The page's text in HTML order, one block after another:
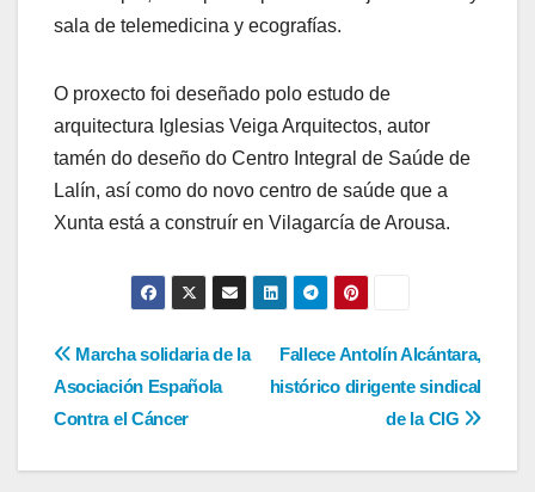
sala de telemedicina y ecografías.
O proxecto foi deseñado polo estudo de
arquitectura Iglesias Veiga Arquitectos, autor
tamén do deseño do Centro Integral de Saúde de
Lalín, así como do novo centro de saúde que a
Xunta está a construír en Vilagarcía de Arousa.
Navegación
de
entradas
Fallece Antolín Alcántara,
histórico dirigente sindical
de la CIG
Marcha solidaria de la
Asociación Española
Contra el Cáncer